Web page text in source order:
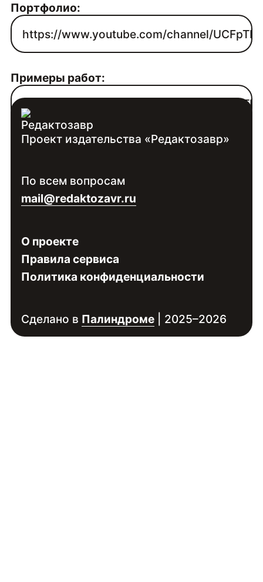
Портфолио:
https://www.youtube.com/channel/
Примеры работ:
https://www.youtube.com/channel/
Контакты:
Войдите
специалиста
Проект издательства «Редактозавр»
По всем вопросам
mail@redaktozavr.ru
О проекте
Правила сервиса
Политика конфиденциальности
Сделано в Палиндроме| 2025–2026